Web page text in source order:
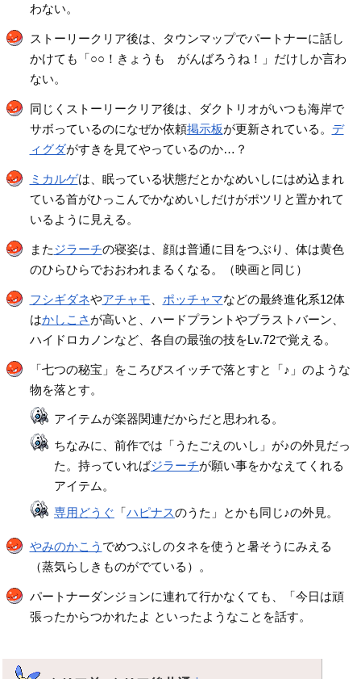
わない。
ストーリークリア後は、タウンマップでパートナーに話し
かけても「○○！きょうも がんばろうね！」だけしか言わ
ない。
同じくストーリークリア後は、ダクトリオがいつも海岸で
サボっているのになぜか依頼掲示板が更新されている。 デ
ィグダがすきを見てやっているのか…？
ミカルゲは、眠っている状態だとかなめいしにはめ込まれ
ている首がひっこんでかなめいしだけがポツリと置かれて
いるように見える。
またジラーチの寝姿は、顔は普通に目をつぶり、体は黄色
のひらひらでおおわれまるくなる。（映画と同じ）
フシギダネやアチャモ ポッチャマなどの最終進化系12体
はかしこさ が高いと、ハードプラントやブラストバーン、
ハイドロカノンなど、各自の最強の技をLv.72で覚える。
「七つの秘宝」をころびスイッチで落とすと「♪」のような
物を落とす。
アイテムが楽器関連だからだと思われる。
ちなみに、前作では「うたごえのいし」が♪の外見だっ
た。持っていればジラーチが願い事をかなえてくれる
アイテム。
専用どうぐ 「ハピナスのうた」とかも同じ♪の外見。
やみのかこう でめつぶしのタネを使うと暑そうにみえる
（蒸気らしきものがでている）。
パートナーダンジョンに連れて行かなくても、「今日は頑
張ったからつかれたよ といったようなことを話す。